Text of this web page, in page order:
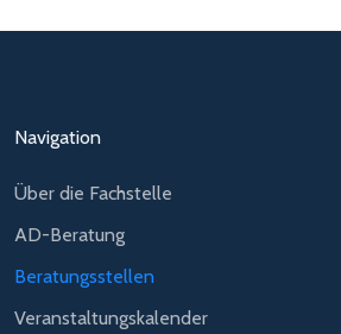
Navigation
Über die Fachstelle
AD-Beratung
Beratungsstellen
Veranstaltungskalender